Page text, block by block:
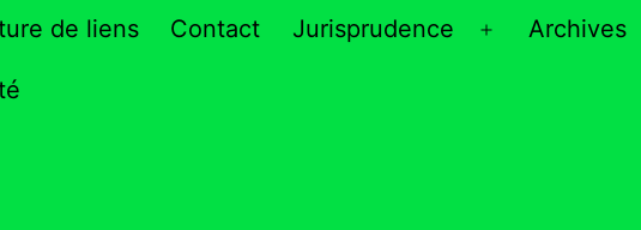
de liens Contact Jurisprudence
Ouvrir
Archives